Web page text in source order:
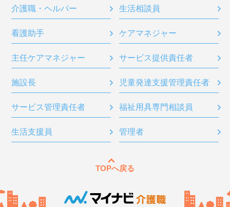
介護職・ヘルパー 生活相談員
看護助手 ケアマネジャー
主任ケアマネジャー サービス提供責任者
施設長 児童発達支援管理責任者
サービス管理責任者 福祉用具専門相談員
生活支援員 管理者
TOPへ戻る